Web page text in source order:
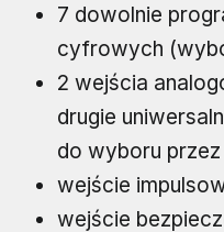
7 dowolnie
cyfrowych
2 wejścia
drugie
do wyboru
wejście
wejście